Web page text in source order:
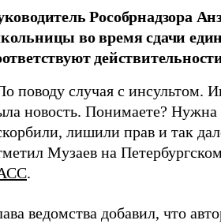
Рособрнадзора
во время сдачи
поводу случая с инсультом.
новость. Понимаете? Нужна
лишили прав и так
Музаев на
.
ведомства добавил, что